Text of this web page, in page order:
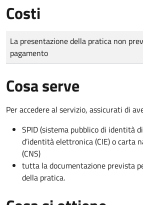
Costi
Tipo di pagamento
Importo
La presentazione della pratica non
pagamento
Cosa serve
Per accedere al servizio, assicurati di
SPID (sistema pubblico di identità
d’identità elettronica (CIE) o carta
(CNS)
tutta la documentazione prevista
della pratica.